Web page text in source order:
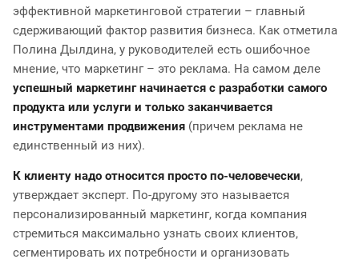
эффективной маркетинговой стратегии – главный
сдерживающий фактор развития бизнеса. Как отметила
Полина Дылдина, у руководителей есть ошибочное
мнение, что маркетинг – это реклама. На самом деле
успешный маркетинг начинается с разработки самого
продукта или услуги и только заканчивается
инструментами продвижения (причем реклама не
единственный из них).
К клиенту надо относится просто по-человечески,
утверждает эксперт. По-другому это называется
персонализированный маркетинг, когда компания
стремиться максимально узнать своих клиентов,
сегментировать их потребности и организовать